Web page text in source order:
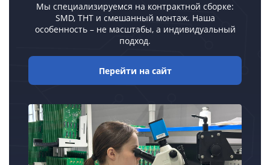
Мы специализируемся на контрактной сборке:
SMD, THT и смешанный монтаж. Наша
особенность – не масштабы, а индивидуальный
подход.
Перейти на сайт